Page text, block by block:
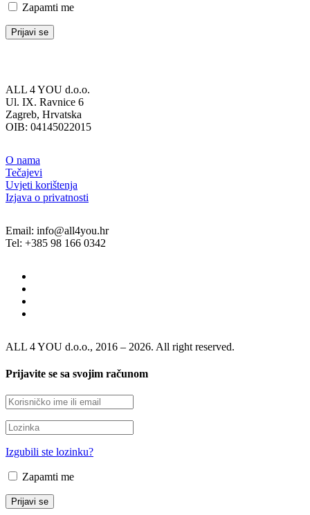
Zapamti me
ALL 4 YOU d.o.o.
Ul. IX. Ravnice 6
Zagreb, Hrvatska
OIB: 04145022015
O nama
Tečajevi
Uvjeti korištenja
Izjava o privatnosti
Email: info@all4you.hr
Tel: +385 98 166 0342
ALL 4 YOU d.o.o., 2016 – 2026. All right reserved.
Prijavite se sa svojim računom
Izgubili ste lozinku?
Zapamti me